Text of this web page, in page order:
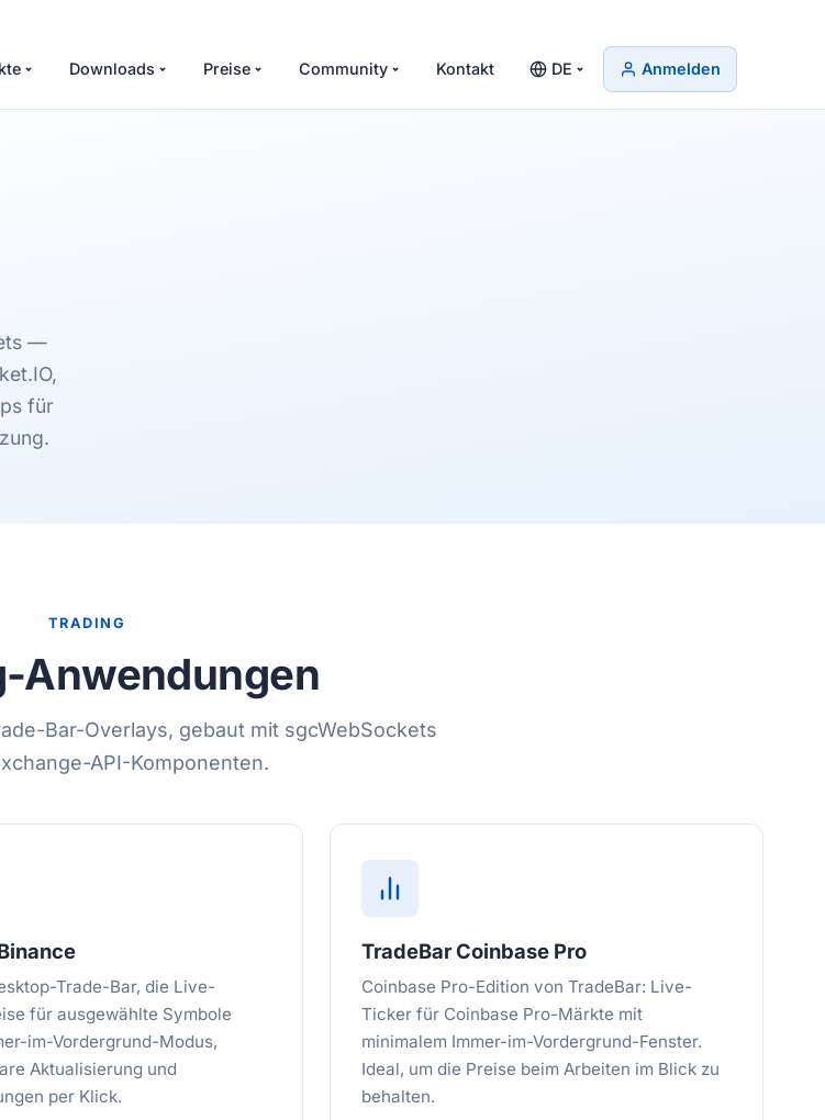
Downloads Preise Community Kontakt DE Anmelden
—
für
TRADING
Anwendungen
Bar-Overlays, gebaut mit sgcWebSockets
API-Komponenten.
Trade-Bar, die Live-
für ausgewählte Symbole
im-Vordergrund-Modus,
Aktualisierung und
per Klick.
TradeBar Coinbase Pro
Coinbase Pro-Edition von TradeBar: Live-
Ticker für Coinbase Pro-Märkte mit
minimalem Immer-im-Vordergrund-Fenster.
Ideal, um die Preise beim Arbeiten im Blick zu
behalten.